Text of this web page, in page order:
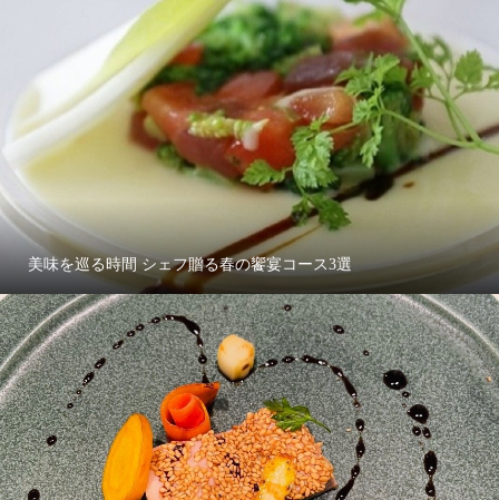
美味を巡る時間 シェフ贈る春の饗宴コース3選